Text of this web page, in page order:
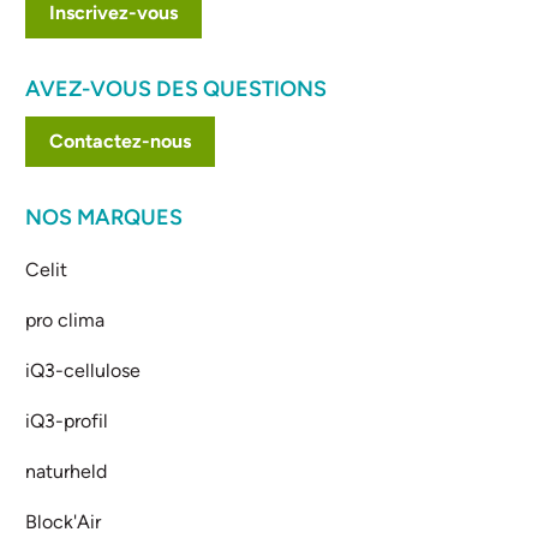
Inscrivez-vous
AVEZ-VOUS DES QUESTIONS
Contactez-nous
NOS MARQUES
Celit
pro clima
iQ3-cellulose
iQ3-profil
naturheld
Block'Air